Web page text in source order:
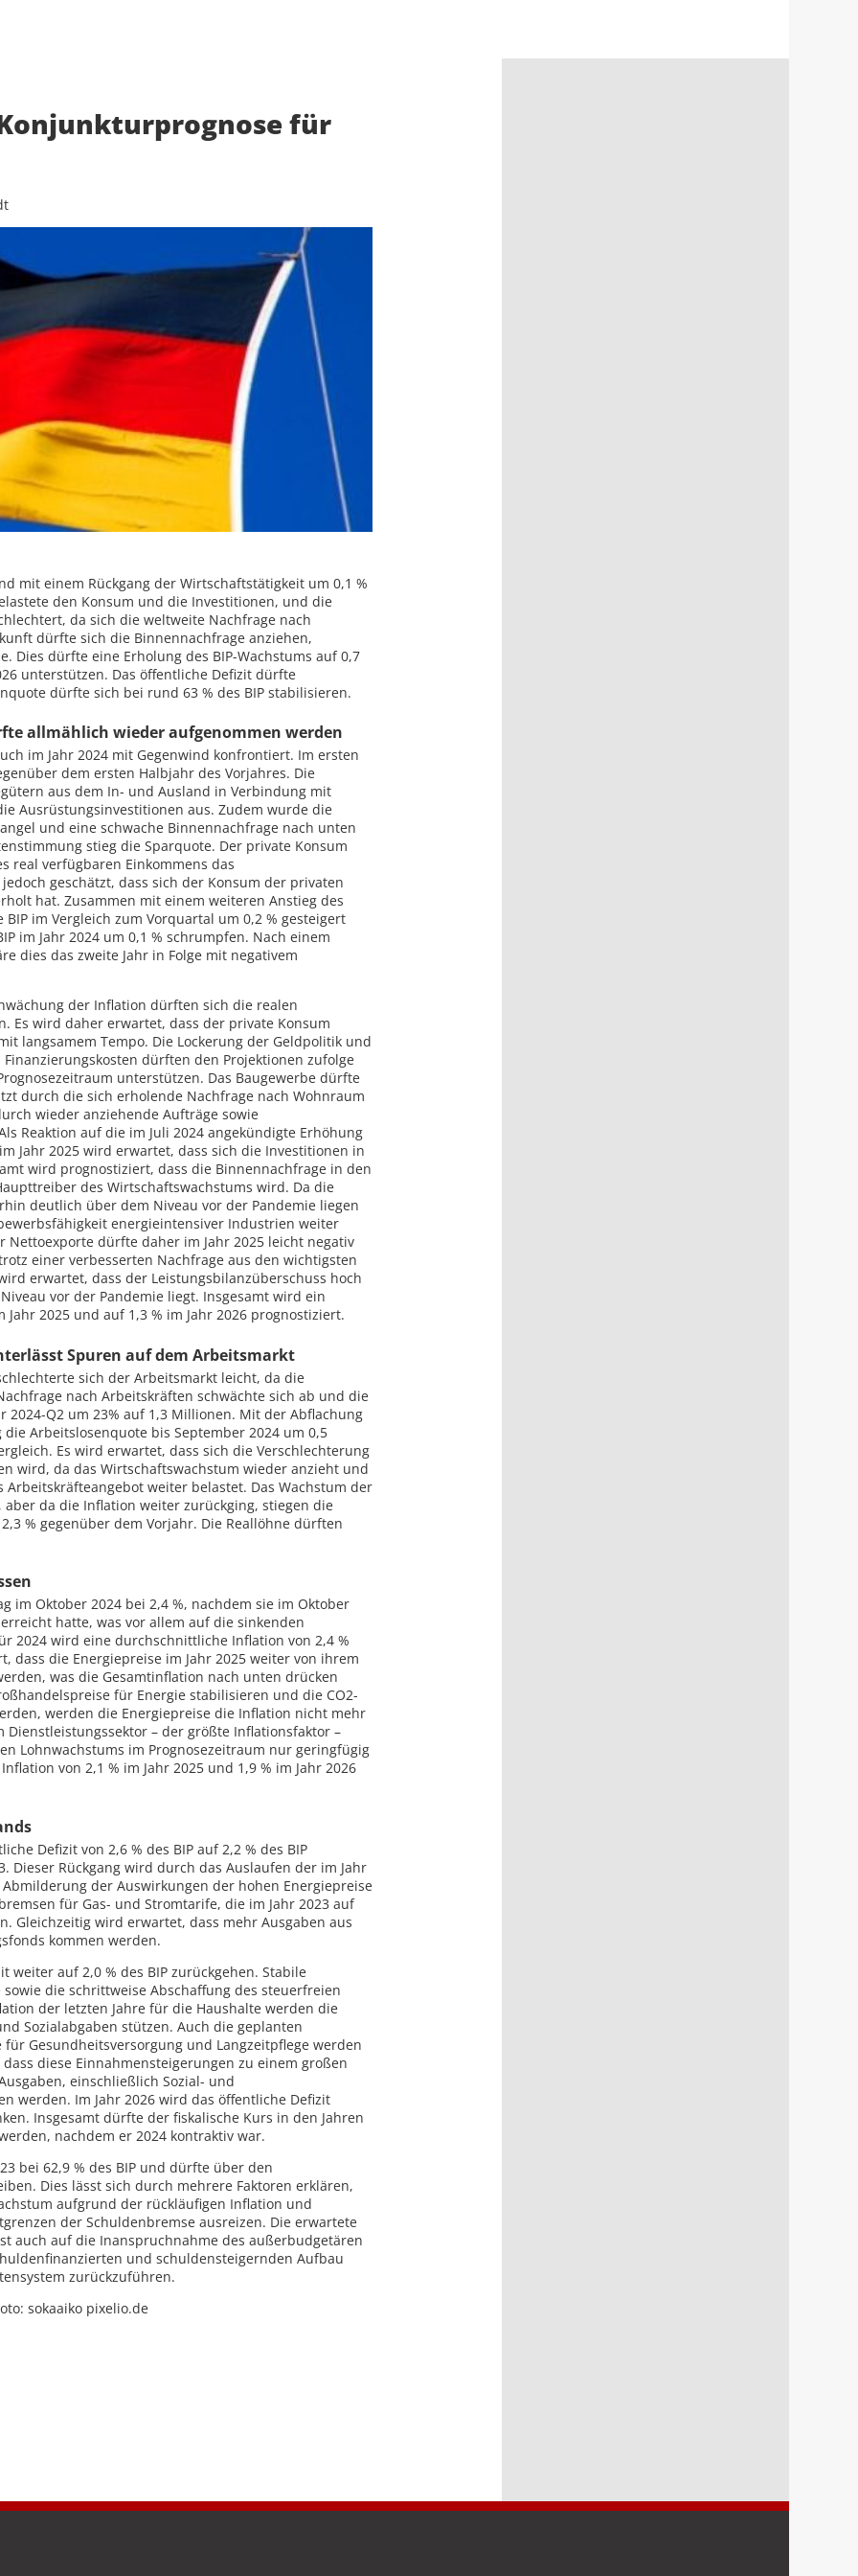
Konjunkturprognose für
mit einem Rückgang der Wirtschaftstätigkeit um 0,1 %
den Konsum und die Investitionen, und die
da sich die weltweite Nachfrage nach
dürfte sich die Binnennachfrage anziehen,
Dies dürfte eine Erholung des BIP-Wachstums auf 0,7
unterstützen. Das öffentliche Defizit dürfte
dürfte sich bei rund 63 % des BIP stabilisieren.
allmählich wieder aufgenommen werden
im Jahr 2024 mit Gegenwind konfrontiert. Im ersten
dem ersten Halbjahr des Vorjahres. Die
aus dem In- und Ausland in Verbindung mit
Ausrüstungsinvestitionen aus. Zudem wurde die
und eine schwache Binnennachfrage nach unten
stieg die Sparquote. Der private Konsum
real verfügbaren Einkommens das
geschätzt, dass sich der Konsum der privaten
hat. Zusammen mit einem weiteren Anstieg des
BIP im Vergleich zum Vorquartal um 0,2 % gesteigert
im Jahr 2024 um 0,1 % schrumpfen. Nach einem
dies das zweite Jahr in Folge mit negativem
der Inflation dürften sich die realen
Es wird daher erwartet, dass der private Konsum
langsamem Tempo. Die Lockerung der Geldpolitik und
dürften den Projektionen zufolge
unterstützen. Das Baugewerbe dürfte
durch die sich erholende Nachfrage nach Wohnraum
wieder anziehende Aufträge sowie
Reaktion auf die im Juli 2024 angekündigte Erhöhung
Jahr 2025 wird erwartet, dass sich die Investitionen in
wird prognostiziert, dass die Binnennachfrage in den
des Wirtschaftswachstums wird. Da die
deutlich über dem Niveau vor der Pandemie liegen
energieintensiver Industrien weiter
Nettoexporte dürfte daher im Jahr 2025 leicht negativ
einer verbesserten Nachfrage aus den wichtigsten
erwartet, dass der Leistungsbilanzüberschuss hoch
vor der Pandemie liegt. Insgesamt wird ein
Jahr 2025 und auf 1,3 % im Jahr 2026 prognostiziert.
Spuren auf dem Arbeitsmarkt
sich der Arbeitsmarkt leicht, da die
nach Arbeitskräften schwächte sich ab und die
2024-Q2 um 23% auf 1,3 Millionen. Mit der Abflachung
die Arbeitslosenquote bis September 2024 um 0,5
Es wird erwartet, dass sich die Verschlechterung
wird, da das Wirtschaftswachstum wieder anzieht und
Arbeitskräfteangebot weiter belastet. Das Wachstum der
aber da die Inflation weiter zurückging, stiegen die
% gegenüber dem Vorjahr. Die Reallöhne dürften
im Oktober 2024 bei 2,4 %, nachdem sie im Oktober
erreicht hatte, was vor allem auf die sinkenden
2024 wird eine durchschnittliche Inflation von 2,4 %
dass die Energiepreise im Jahr 2025 weiter von ihrem
was die Gesamtinflation nach unten drücken
für Energie stabilisieren und die CO2-
werden die Energiepreise die Inflation nicht mehr
Dienstleistungssektor – der größte Inflationsfaktor –
Lohnwachstums im Prognosezeitraum nur geringfügig
von 2,1 % im Jahr 2025 und 1,9 % im Jahr 2026
Defizit von 2,6 % des BIP auf 2,2 % des BIP
Dieser Rückgang wird durch das Auslaufen der im Jahr
der Auswirkungen der hohen Energiepreise
für Gas- und Stromtarife, die im Jahr 2023 auf
Gleichzeitig wird erwartet, dass mehr Ausgaben aus
kommen werden.
weiter auf 2,0 % des BIP zurückgehen. Stabile
sowie die schrittweise Abschaffung des steuerfreien
der letzten Jahre für die Haushalte werden die
Sozialabgaben stützen. Auch die geplanten
für Gesundheitsversorgung und Langzeitpflege werden
dass diese Einnahmensteigerungen zu einem großen
einschließlich Sozial- und
werden. Im Jahr 2026 wird das öffentliche Defizit
Insgesamt dürfte der fiskalische Kurs in den Jahren
nachdem er 2024 kontraktiv war.
bei 62,9 % des BIP und dürfte über den
Dies lässt sich durch mehrere Faktoren erklären,
aufgrund der rückläufigen Inflation und
der Schuldenbremse ausreizen. Die erwartete
auch auf die Inanspruchnahme des außerbudgetären
und schuldensteigernden Aufbau
zurückzuführen.
sokaaiko pixelio.de